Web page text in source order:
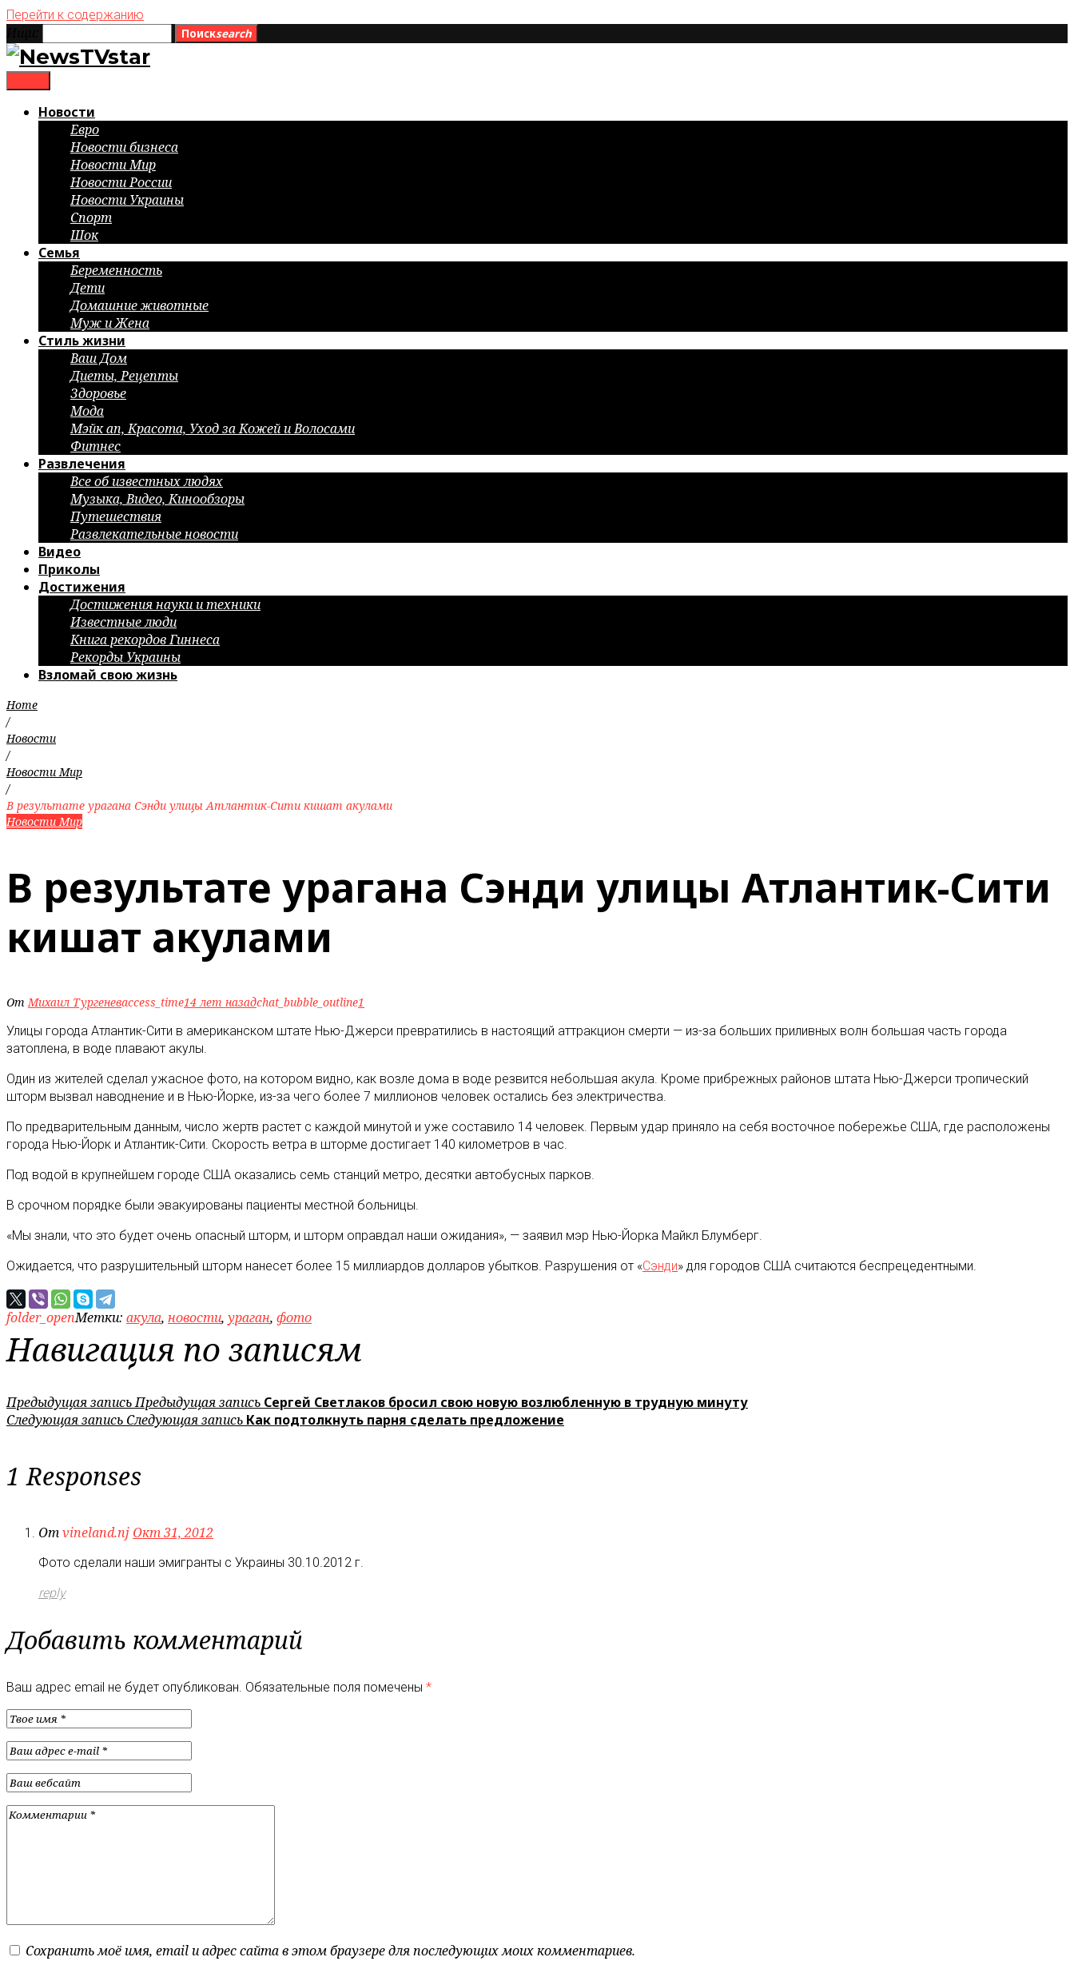
Перейти к содержанию
Поискsearch
Новости
Евро
Новости бизнеса
Новости Мир
Новости России
Новости Украины
Спорт
Шок
Семья
Беременность
Дети
Домашние животные
Муж и Жена
Стиль жизни
Ваш Дом
Диеты, Рецепты
Здоровье
Мода
Мэйк ап, Красота, Уход за Кожей и Волосами
Фитнес
Развлечения
Все об известных людях
Музыка, Видео, Кинообзоры
Путешествия
Развлекательные новости
Видео
Приколы
Достижения
Достижения науки и техники
Известные люди
Книга рекордов Гиннеса
Рекорды Украины
Взломай свою жизнь
Home
/
Новости
/
Новости Мир
/
В результате урагана Сэнди улицы Атлантик-Сити кишат акулами
Новости Мир
В результате урагана Сэнди улицы Атлантик-Сити
кишат акулами
ОтМихаил Тургеневaccess_time14 лет назадchat_bubble_outline1
Улицы города Атлантик-Сити в американском штате Нью-Джерси превратились в настоящий аттракцион смерти — из-за больших приливных волн большая часть города
затоплена, в воде плавают акулы.
Один из жителей сделал ужасное фото, на котором видно, как возле дома в воде резвится небольшая акула. Кроме прибрежных районов штата Нью-Джерси тропический
шторм вызвал наводнение и в Нью-Йорке, из-за чего более 7 миллионов человек остались без электричества.
По предварительным данным, число жертв растет с каждой минутой и уже составило 14 человек. Первым удар приняло на себя восточное побережье США, где расположены
города Нью-Йорк и Атлантик-Сити. Скорость ветра в шторме достигает 140 километров в час.
Под водой в крупнейшем городе США оказались семь станций метро, десятки автобусных парков.
В срочном порядке были эвакуированы пациенты местной больницы.
«Мы знали, что это будет очень опасный шторм, и шторм оправдал наши ожидания», — заявил мэр Нью-Йорка Майкл Блумберг.
Ожидается, что разрушительный шторм нанесет более 15 миллиардов долларов убытков. Разрушения от «Сэнди» для городов США считаются беспрецедентными.
folder_openМетки: акула, новости, ураган, фото
Навигация по записям
Предыдущая записьПредыдущая запись Сергей Светлаков бросил свою новую возлюбленную в трудную минуту
Следующая запись Следующая запись Как подтолкнуть парня сделать предложение
1 Responses
Отvineland.nj Окт 31, 2012
Фото сделали наши эмигранты с Украины 30.10.2012 г.
reply
Добавить комментарий
Ваш адрес email не будет опубликован. Обязательные поля помечены *
Сохранить моё имя, email и адрес сайта в этом браузере для последующих моих комментариев.